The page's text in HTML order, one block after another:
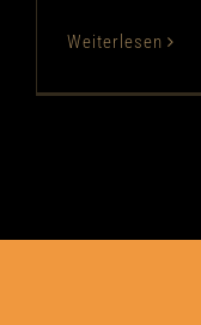
Weiterlesen